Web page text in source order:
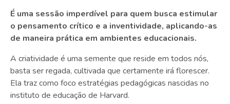
É uma sessão imperdível para quem busca estimular
o pensamento crítico e a inventividade, aplicando-as
de maneira prática em ambientes educacionais.
A criatividade é uma semente que reside em todos nós,
basta ser regada, cultivada que certamente irá florescer.
Ela traz como foco estratégias pedagógicas nascidas no
instituto de educação de Harvard.